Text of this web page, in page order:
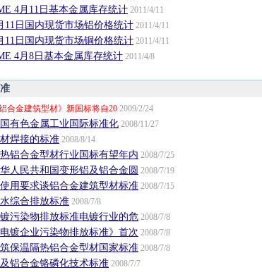
4月11日基本金属库存统计 2011/4/11
11日国内现货市场铝价格统计 2011/4/11
11日国内现货市场铜价格统计 2011/4/11
4月8日基本金属库存统计 2011/4/8
铝合金建筑型材》新国标将自20 2009/2/24
有色金属工业国际标准化 2008/11/27
焊接的标准 2008/8/14
铝合金型材行业国标有望年内 2008/7/25
人民共和国变形铝及铝合金圆 2008/7/19
用要求谈铝合金建筑型材标准 2008/7/15
综合排放标准 2008/7/8
污染物排放标准电镀行业的危 2008/7/8
电镀企业污染物排放标准》首次 2008/7/8
保温隔热铝合金型材国家标准 2008/7/8
铝合金铬磷化技术标准 2008/7/7